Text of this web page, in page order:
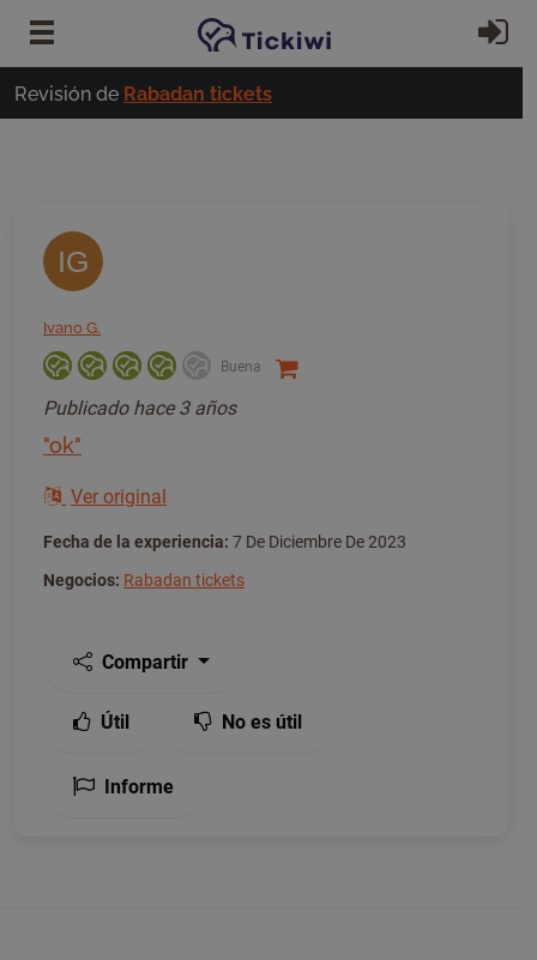
Revisión de Rabadan tickets
IG
Ivano G.
Buena
Publicado hace 3 años
"ok"
Ver original
Fecha de la experiencia: 7 De Diciembre De 2023
Negocios: Rabadan tickets
Compartir
Útil No es útil
Informe